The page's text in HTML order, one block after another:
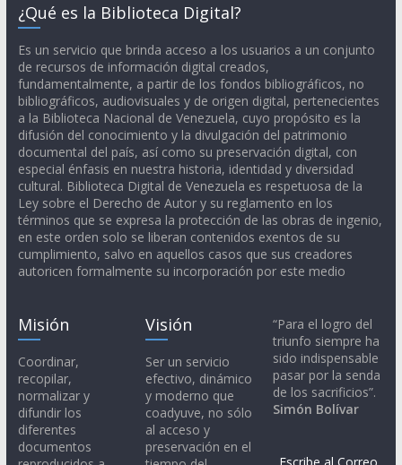
¿Qué es la Biblioteca Digital?
Es un servicio que brinda acceso a los usuarios a un conjunto
de recursos de información digital creados,
fundamentalmente, a partir de los fondos bibliográficos, no
bibliográficos, audiovisuales y de origen digital, pertenecientes
a la Biblioteca Nacional de Venezuela, cuyo propósito es la
difusión del conocimiento y la divulgación del patrimonio
documental del país, así como su preservación digital, con
especial énfasis en nuestra historia, identidad y diversidad
cultural. Biblioteca Digital de Venezuela es respetuosa de la
Ley sobre el Derecho de Autor y su reglamento en los
términos que se expresa la protección de las obras de ingenio,
en este orden solo se liberan contenidos exentos de su
cumplimiento, salvo en aquellos casos que sus creadores
autoricen formalmente su incorporación por este medio
Misión
Coordinar,
recopilar,
normalizar y
difundir los
diferentes
documentos
Visión
Ser un servicio
efectivo, dinámico
y moderno que
coadyuve, no sólo
al acceso y
preservación en el
“Para el logro del
triunfo siempre ha
sido indispensable
pasar por la senda
de los sacrificios”.
Simón Bolívar